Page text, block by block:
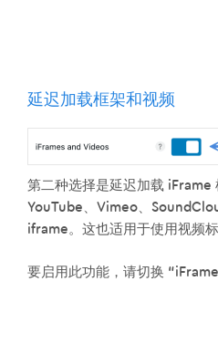
延迟加载框架和视频
第二种选择是延迟加载 iFrame
YouTube、Vimeo、
iframe。这也适用于使用视频标
要启用此功能，请切换